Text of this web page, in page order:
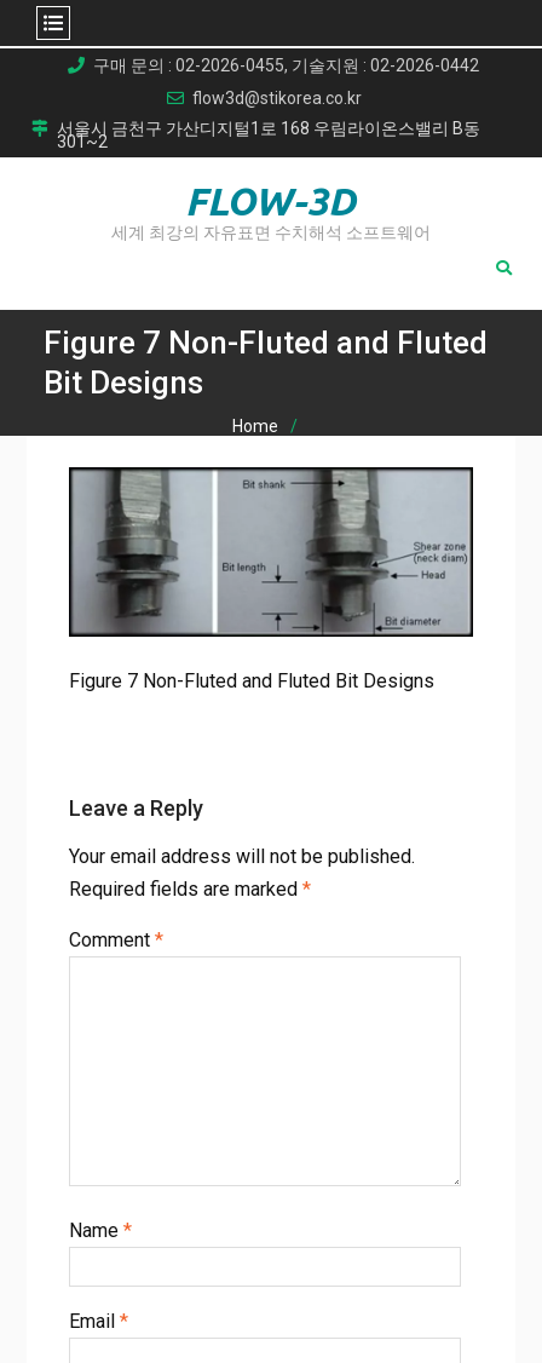
content
구매 문의 : 02-2026-0455, 기술지원 : 02-2026-0442
flow3d@stikorea.co.kr
서울시 금천구 가산디지털1로 168 우림라이온스밸리 B동
301~2
FLOW-3D
세계 최강의 자유표면 수치해석 소프트웨어
Figure 7 Non-Fluted and Fluted
Bit Designs
Home
마찰 비트 접합(Friction Bit Joining, FBJ)을 이용한 알루미늄
과 초고강도강의 고강도 체결 타당성 연구
Figure 7 Non-Fluted and Fluted Bit Designs
Figure 7 Non-Fluted and Fluted Bit Designs
Leave a Reply
Your email address will not be published.
Required fields are marked *
Comment *
Name *
Email *